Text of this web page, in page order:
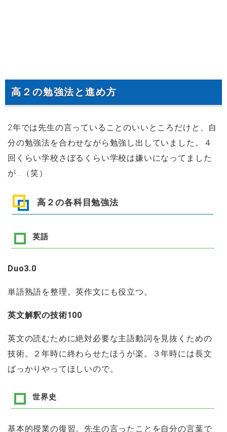
高２の勉強法と進め方
2年では先生の言っていることのいいところだけと、自
分の勉強法を合わせながら勉強し出していました。４
回くらい学校さぼるくらい学校は嫌いになってました
が...（笑）
高２の各科目勉強法
英語
Duo3.0
単語熟語を整理。英作文にも役立つ。
英文解釈の技術100
英文の読むために絶対必要な主語動詞を見抜くための
技術。２年時に終わらせたほうが楽。３年時には長文
ばっかりやってほしいので。
世界史
基本的授業の復習。先生の言ったことを自分の言葉で